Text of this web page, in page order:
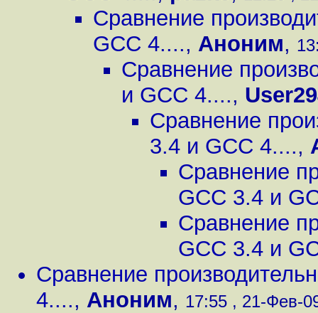
Сравнение
GCC 4...., Аноним,
Сравнение
и GCC 4....,
Сравнение
3.4 и GCC 4....,
Сравнение
GCC 3.4 и
Сравнение
GCC 3.4 и
Сравнение
4...., Аноним, 17:55 , 21-Фев-